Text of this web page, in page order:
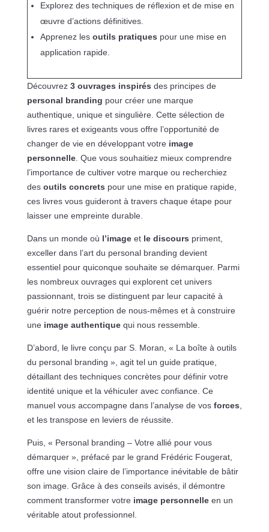
Explorez des techniques de réflexion et de mise en
œuvre d’actions définitives.
Apprenez les outils pratiques pour une mise en
application rapide.
Découvrez 3 ouvrages inspirés des principes de
personal branding pour créer une marque
authentique, unique et singulière. Cette sélection de
livres rares et exigeants vous offre l’opportunité de
changer de vie en développant votre image
personnelle. Que vous souhaitiez mieux comprendre
l’importance de cultiver votre marque ou recherchiez
des outils concrets pour une mise en pratique rapide,
ces livres vous guideront à travers chaque étape pour
laisser une empreinte durable.
Dans un monde où l’imageet le discours priment,
exceller dans l’art du personal branding devient
essentiel pour quiconque souhaite se démarquer. Parmi
les nombreux ouvrages qui explorent cet univers
passionnant, trois se distinguent par leur capacité à
guérir notre perception de nous-mêmes et à construire
une image authentiquequi nous ressemble.
D’abord, le livre conçu par S. Moran, « La boîte à outils
du personal branding », agit tel un guide pratique,
détaillant des techniques concrètes pour définir votre
identité unique et la véhiculer avec confiance. Ce
manuel vous accompagne dans l’analyse de vos forces
et les transpose en leviers de réussite.
Puis, « Personal branding – Votre allié pour vous
démarquer », préfacé par le grand Frédéric Fougerat,
offre une vision claire de l’importance inévitable de bâtir
son image. Grâce à des conseils avisés, il démontre
comment transformer votre image personnelleen un
véritable atout professionnel.